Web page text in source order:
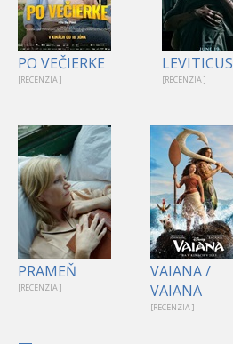
PO VEČIERKE
[RECENZIA ]
LEVITICUS
[RECENZIA ]
PRAMEŇ
[RECENZIA ]
VAIANA /
VAIANA
[RECENZIA ]